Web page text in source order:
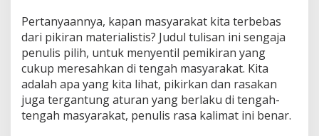
Pertanyaannya, kapan masyarakat kita terbebas
dari pikiran materialistis? Judul tulisan ini sengaja
penulis pilih, untuk menyentil pemikiran yang
cukup meresahkan di tengah masyarakat. Kita
adalah apa yang kita lihat, pikirkan dan rasakan
juga tergantung aturan yang berlaku di tengah-
tengah masyarakat, penulis rasa kalimat ini benar.